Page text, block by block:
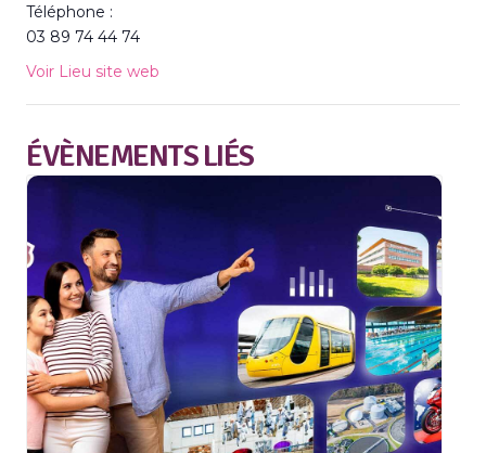
Téléphone :
03 89 74 44 74
Voir Lieu site web
ÉVÈNEMENTS LIÉS